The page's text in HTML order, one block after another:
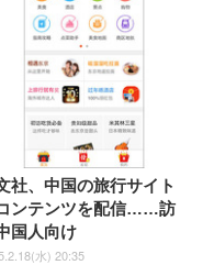
社、中国の旅行サイト
ンテンツを配信……訪
国人向け
水) 20:35